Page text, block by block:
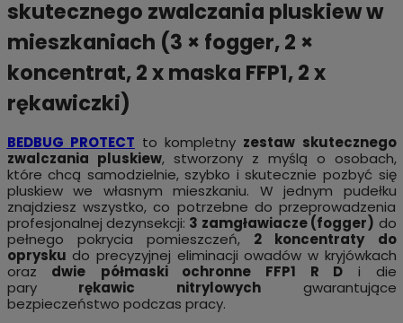
skutecznego zwalczania pluskiew w
mieszkaniach (3 × fogger, 2 ×
koncentrat, 2 x maska FFP1, 2 x
rękawiczki)
BEDBUG PROTECT to kompletny zestaw skutecznego
zwalczania pluskiew, stworzony z myślą o osobach,
które chcą samodzielnie, szybko i skutecznie pozbyć się
pluskiew we własnym mieszkaniu. W jednym pudełku
znajdziesz wszystko, co potrzebne do przeprowadzenia
profesjonalnej dezynsekcji: 3 zamgławiacze (fogger) do
pełnego pokrycia pomieszczeń, 2 koncentraty do
oprysku do precyzyjnej eliminacji owadów w kryjówkach
oraz dwie półmaski ochronne FFP1 R D i die
pary rękawic nitrylowychgwarantujące
bezpieczeństwo podczas pracy.